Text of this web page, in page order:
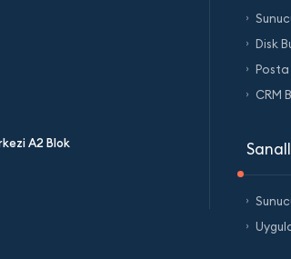
A2 Blok
Disk
Posta
CRM